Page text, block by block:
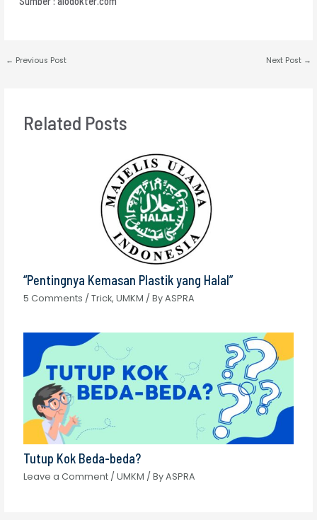
← Previous Post Next Post →
Related Posts
“Pentingnya Kemasan Plastik yang Halal”
5 Comments /Trick,UMKM / ByASPRA
Tutup Kok Beda-beda?
Leave a Comment /UMKM / ByASPRA